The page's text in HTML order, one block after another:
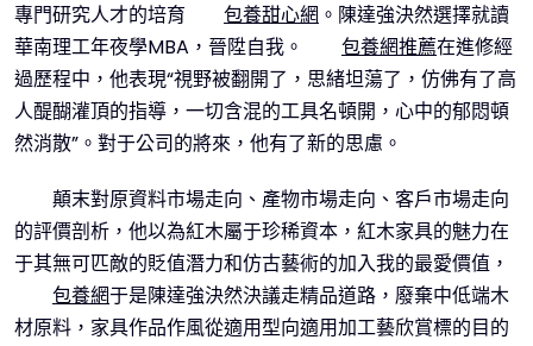
專門研究人才的培育
包養甜心網 。陳達強決然選擇就讀
華南理工年夜學MBA，晉陞自我。
包養網推薦在進修經
過歷程中，他表現“視野被翻開了，思緒坦蕩了，仿佛有了高
人醍醐灌頂的指導，一切含混的工具名頓開，心中的郁悶頓
然消散”。對于公司的將來，他有了新的思慮。
顛末對原資料市場走向、產物市場走向、客戶市場走向
的評價剖析，他以為紅木屬于珍稀資本，紅木家具的魅力在
于其無可匹敵的貶值潛力和仿古藝術的加入我的最愛價值，
包養網于是陳達強決然決議走精品道路，廢棄中低端木
材原料，家具作品作風從適用型向適用加工藝欣賞標的目的